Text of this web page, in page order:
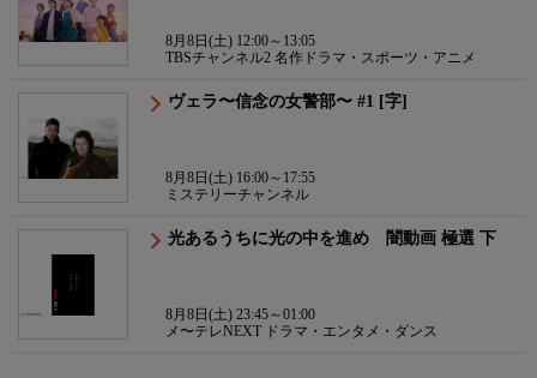
8月8日(土) 12:00～13:05
TBSチャンネル2 名作ドラマ・スポーツ・アニメ
ヴェラ〜信念の女警部〜 #1 [字]
8月8日(土) 16:00～17:55
ミステリーチャンネル
光あるうちに光の中を進め 闇動画 極選 下
8月8日(土) 23:45～01:00
メ〜テレNEXT ドラマ・エンタメ・ダンス